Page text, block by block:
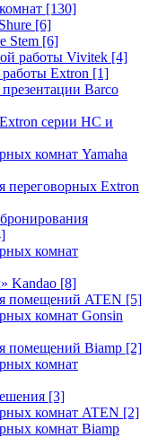
[130]
[6]
Stem [6]
работы Vivitek [4]
Extron [1]
Barco
серии HC и
комнат Yamaha
переговорных Extron
комнат
Kandao [8]
помещений ATEN [5]
комнат Gonsin
помещений Biamp [2]
комнат
[3]
комнат ATEN [2]
комнат Biamp